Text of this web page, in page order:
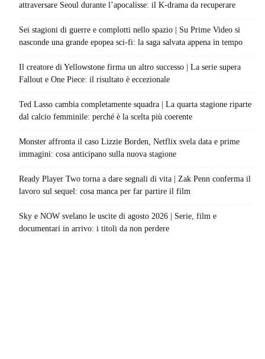
attraversare Seoul durante l’apocalisse: il K-drama da recuperare
Sei stagioni di guerre e complotti nello spazio | Su Prime Video si
nasconde una grande epopea sci-fi: la saga salvata appena in tempo
Il creatore di Yellowstone firma un altro successo | La serie supera
Fallout e One Piece: il risultato è eccezionale
Ted Lasso cambia completamente squadra | La quarta stagione riparte
dal calcio femminile: perché è la scelta più coerente
Monster affronta il caso Lizzie Borden, Netflix svela data e prime
immagini: cosa anticipano sulla nuova stagione
Ready Player Two torna a dare segnali di vita | Zak Penn conferma il
lavoro sul sequel: cosa manca per far partire il film
Sky e NOW svelano le uscite di agosto 2026 | Serie, film e
documentari in arrivo: i titoli da non perdere